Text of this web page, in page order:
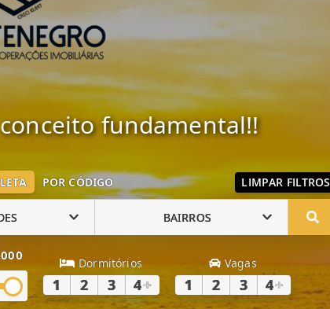
fundamental!!
POR CÓDIGO LIMPAR FILTROS
BAIRROS
Dormitórios
1 2 3 4+
Vagas
1 2 3 4+